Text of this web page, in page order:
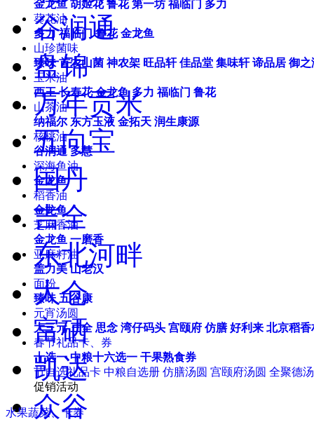
金龙鱼 胡姬花 鲁花 第一坊 福临门 多力
葵花油
多力 福临门 鲁花 金龙鱼
山珍菌味
臻味 首农山菌 神农架 旺品轩 佳品堂 集味轩 谛品居 御之
玉米油
西王 长寿花 金龙鱼 多力 福临门 鲁花
山茶油
纳福尔 东方玉液 金拓天 润生康源
核桃油
谷润通 多慧
深海鱼油
金龙鱼
稻香油
金龙鱼
芝麻香油
金龙鱼 一磨香
亚麻籽油
盖力美 山老汉
面粉
臻味 五谷康
元宵汤圆
大三元 三全 思念 湾仔码头 宫颐府 仿膳 好利来 北京稻香
春节礼品卡、券
十选一 中粮十六选一 干果熟食券
节自选礼品卡 中粮自选册 仿膳汤圆 宫颐府汤圆 全聚德
促销活动
水果蔬菜、卡券
谷润通
盘锦
万年贡米
五向宝
国丹
吉全
东北河畔
大仓
富硒
凯达
众谷